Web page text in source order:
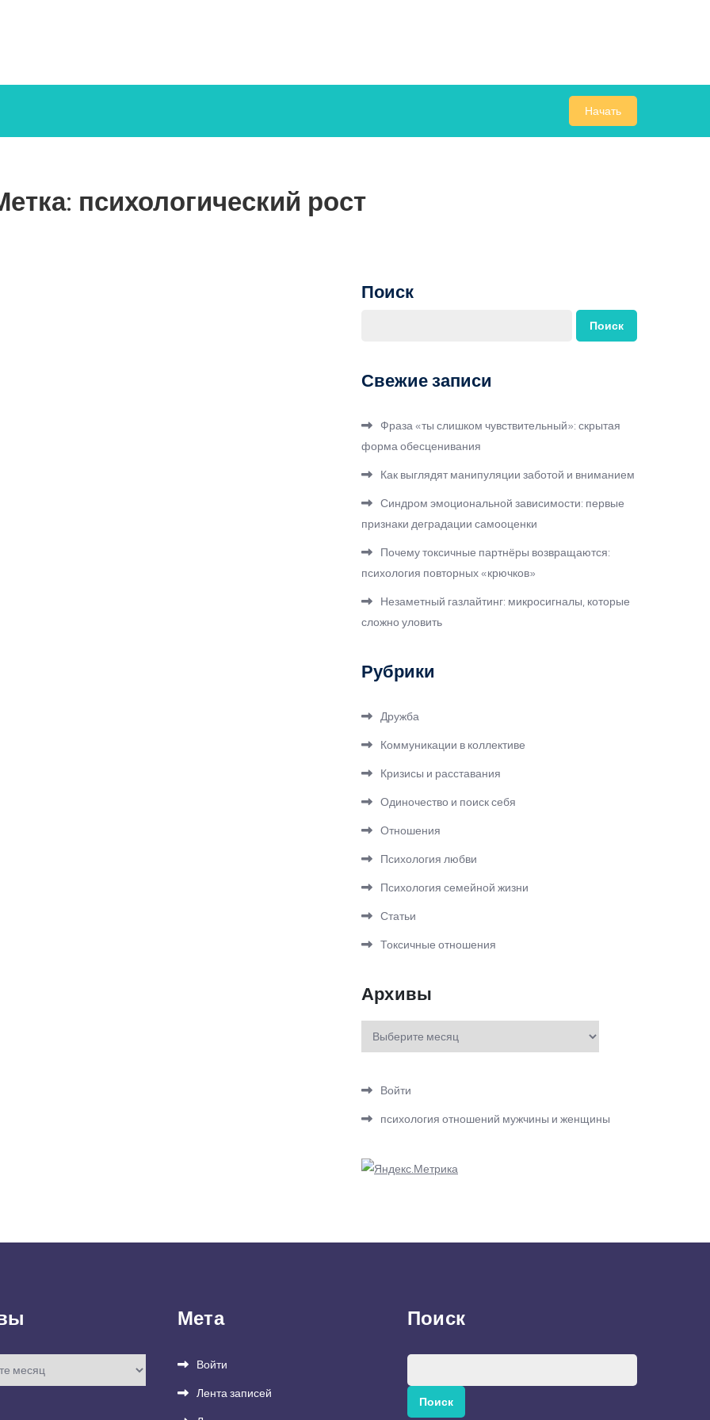
Начать
психологический рост
Поиск
Поиск
Свежие записи
Фраза «ты слишком чувствительный»: скрытая
форма обесценивания
Как выглядят манипуляции заботой и вниманием
Синдром эмоциональной зависимости: первые
признаки деградации самооценки
Почему токсичные партнёры возвращаются:
психология повторных «крючков»
Незаметный газлайтинг: микросигналы, которые
сложно уловить
Рубрики
Дружба
Коммуникации в коллективе
Кризисы и расставания
Одиночество и поиск себя
Отношения
Психология любви
Психология семейной жизни
Статьи
Токсичные отношения
Архивы
Архивы
Войти
психология отношений мужчины и женщины
Мета
Войти
Лента записей
Поиск